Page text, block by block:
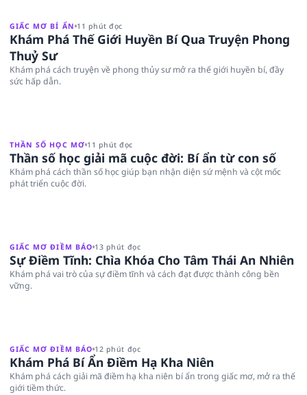
GIẤC MƠ BÍ ẨN 11 phút đọc
Khám Phá Thế Giới Huyền Bí Qua Truyện Phong
Thuỷ Sư
Khám phá cách truyện về phong thủy sư mở ra thế giới huyền bí, đầy
sức hấp dẫn.
THẦN SỐ HỌC MƠ 11 phút đọc
Thần số học giải mã cuộc đời: Bí ẩn từ con số
Khám phá cách thần số học giúp bạn nhận diện sứ mệnh và cột mốc
phát triển cuộc đời.
GIẤC MƠ ĐIỀM BÁO 13 phút đọc
Sự Điềm Tĩnh: Chìa Khóa Cho Tâm Thái An Nhiên
Khám phá vai trò của sự điềm tĩnh và cách đạt được thành công bền
vững.
GIẤC MƠ ĐIỀM BÁO 12 phút đọc
Khám Phá Bí Ẩn Điềm Hạ Kha Niên
Khám phá cách giải mã điềm hạ kha niên bí ẩn trong giấc mơ, mở ra thế
giới tiềm thức.